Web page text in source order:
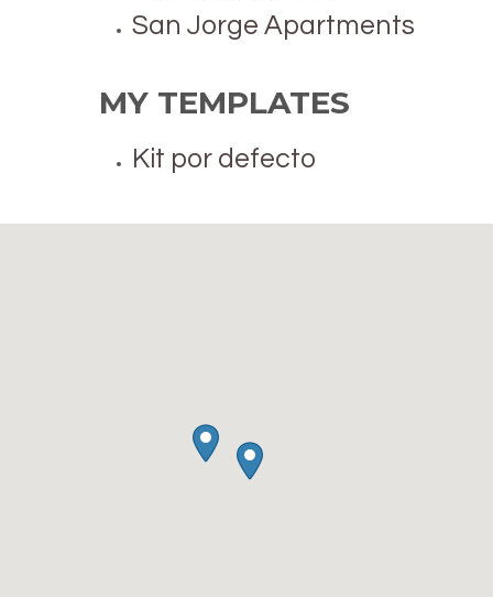
San Jorge Apartments
MY TEMPLATES
Kit por defecto